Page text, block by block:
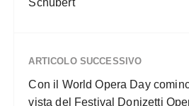
ARTICOLO SUCCESSIVO
Con il World Opera Day
vista del Festival Donizetti